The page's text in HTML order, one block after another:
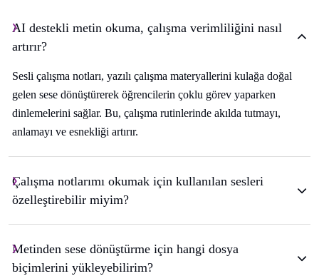
AI destekli metin okuma, çalışma verimliliğini nasıl
artırır?
Sesli çalışma notları, yazılı çalışma materyallerini kulağa doğal
gelen sese dönüştürerek öğrencilerin çoklu görev yaparken
dinlemelerini sağlar. Bu, çalışma rutinlerinde akılda tutmayı,
anlamayı ve esnekliği artırır.
Çalışma notlarımı okumak için kullanılan sesleri
özelleştirebilir miyim?
Metinden sese dönüştürme için hangi dosya
biçimlerini yükleyebilirim?